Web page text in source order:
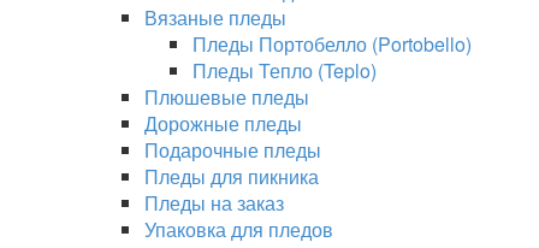
Вязаные пледы
Пледы Портобелло (Portobello)
Пледы Тепло (Teplo)
Плюшевые пледы
Дорожные пледы
Подарочные пледы
Пледы для пикника
Пледы на заказ
Упаковка для пледов